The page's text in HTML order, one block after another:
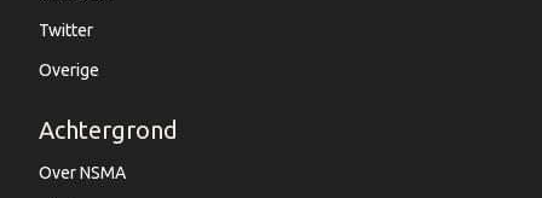
Twitter
Overige
Achtergrond
Over NSMA